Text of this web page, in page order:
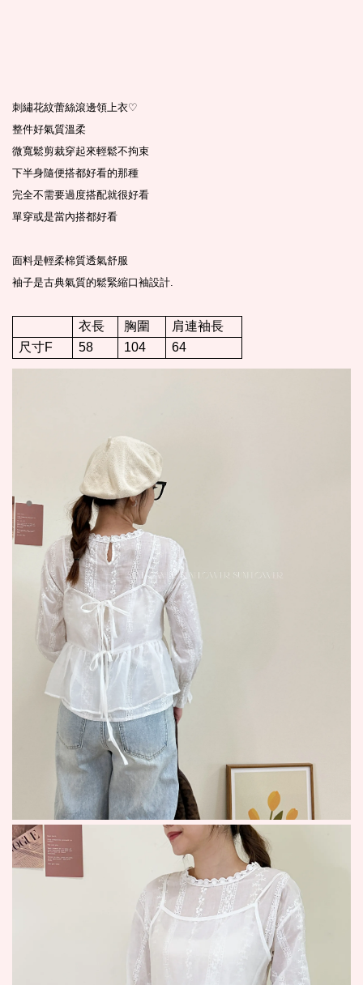
刺繡花紋蕾絲滾邊領上衣♡
整件好氣質溫柔
微寬鬆剪裁穿起來輕鬆不拘束
下半身隨便搭都好看的那種
完全不需要過度搭配就很好看
單穿或是當內搭都好看
面料是輕柔棉質透氣舒服
袖子是古典氣質的鬆緊縮口袖設計.
衣長 胸圍
肩連袖長
尺寸F
58 104 64